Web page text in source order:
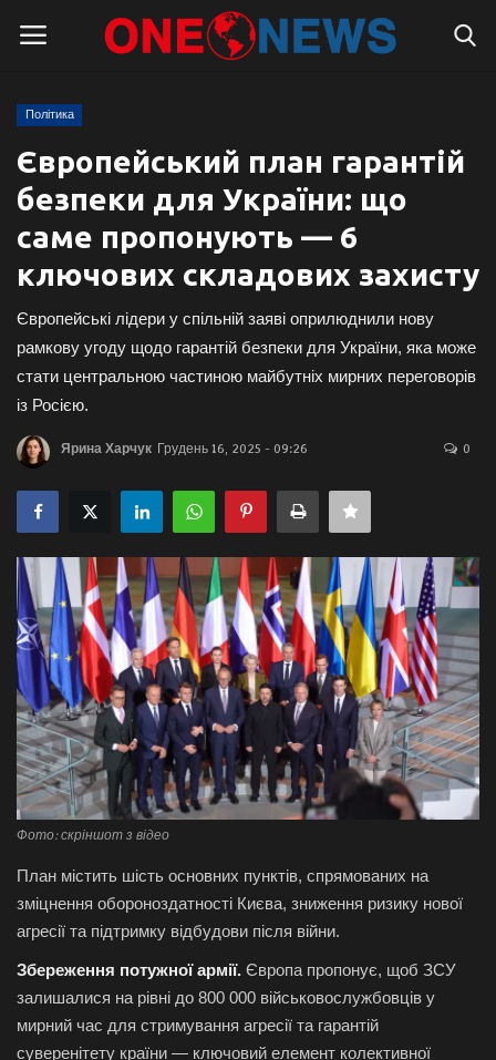
Головна
Контакти
Про нас
Галерея
Політика
Економіка
Технології
Спорт
Авто
Відео
Мова
English Ukraine
Політика
Європейський план гарантій
безпеки для України: що
саме пропонують — 6
ключових складових захисту
Європейські лідери у спільній заяві оприлюднили нову
рамкову угоду щодо гарантій безпеки для України, яка може
стати центральною частиною майбутніх мирних переговорів
із Росією.
Ярина Харчук Грудень 16, 2025 - 09:26 0
Фото: скріншот з відео
План містить шість основних пунктів, спрямованих на
зміцнення обороноздатності Києва, зниження ризику нової
агресії та підтримку відбудови після війни.
Збереження потужної армії. Європа пропонує, щоб ЗСУ
залишалися на рівні до 800 000 військовослужбовців у
мирний час для стримування агресії та гарантій
суверенітету країни — ключовий елемент колективної